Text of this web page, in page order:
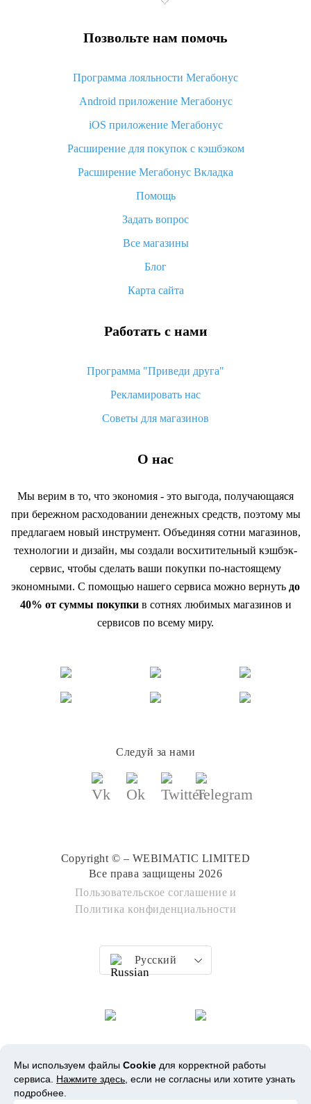
Что значит статус «Заказ закрыт» на Алиэкспресс и что
Что делать, если Алиэкспресс просит ввести паспортные
Как узнать, куда пришла посылка с Алиэкспресс
Вы отменили заказ на Алиэкспресс, когда вернут деньги?
Что такое баллы на Алиэкспресс, как их получить и
«AliExpress Standard Shipping»: что это за метод доставки и
как его отслеживать
Как покупать оптом на Алиэкспресс
Что делать, если не пришел товар с Алиэкспресс
возврата денег
Позвольте нам помочь
Программа лояльности Мегабонус
Android приложение Мегабонус
iOS приложение Мегабонус
Расширение для покупок с кэшбэком
Расширение Мегабонус Вкладка
Помощь
Задать вопрос
Все магазины
Блог
Карта сайта
Работать с нами
Программа "Приведи друга"
Рекламировать нас
Советы для магазинов
О нас
Мы верим в то, что экономия - это выгода, получающаяся
при бережном расходовании денежных средств, поэтому мы
предлагаем новый инструмент. Объединяя сотни магазинов,
технологии и дизайн, мы создали восхитительный кэшбэк-
сервис, чтобы сделать ваши покупки по-настоящему
экономными. С помощью нашего сервиса можно вернуть до
40% от суммы покупкив сотнях любимых магазинов и
сервисов по всему миру.
Следуй за нами
Copyright © – WEBIMATIC LIMITED
Все права защищены 2026
Пользовательское соглашение и
Политика конфиденциальности
Русский
Мы используем файлы Cookie для корректной работы
сервиса. Нажмите здесь , если не согласны или хотите узнать
подробнее.